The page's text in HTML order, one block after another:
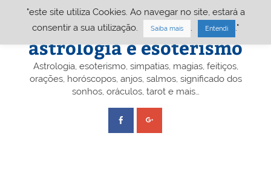
Portal A&E – Portal
astrologia e esoterismo
Astrologia, esoterismo, simpatias, magias, feitiços,
orações, horóscopos, anjos, salmos, significado dos
sonhos, oráculos, tarot e mais…
"este site utiliza Cookies. Ao navegar no site, estará a
consentir a sua utilização.
Saiba mais Entendi ."